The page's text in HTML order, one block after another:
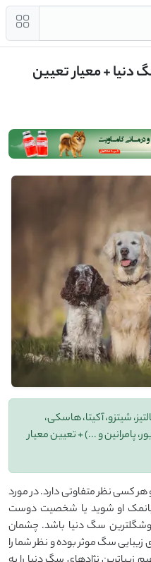
سگ دنیا + معیار تعیین
(مالتیز، شیتزو، آکیتا، هاسکی،
پامرانین و ...) + تعیین معیار
هر کسی نظر متفاوتی دارد. در مورد
او شوید یا شخصیت دوست
سگ دنیا باشد. چشمان
سگ موثر بوده و نظر شما را